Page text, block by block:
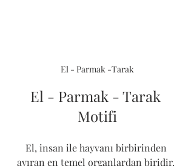
El - Parmak -Tarak
El - Parmak - Tarak
Motifi
El, insan ile hayvanı birbirinden
ayıran en temel organlardan biridir.